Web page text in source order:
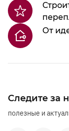
Следите за
полезные и
От